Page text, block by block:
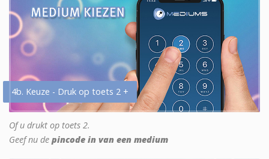
4b. Keuze - Druk op toets 2 +
Of u drukt op toets 2.
Geef nu de pincode in van een medium